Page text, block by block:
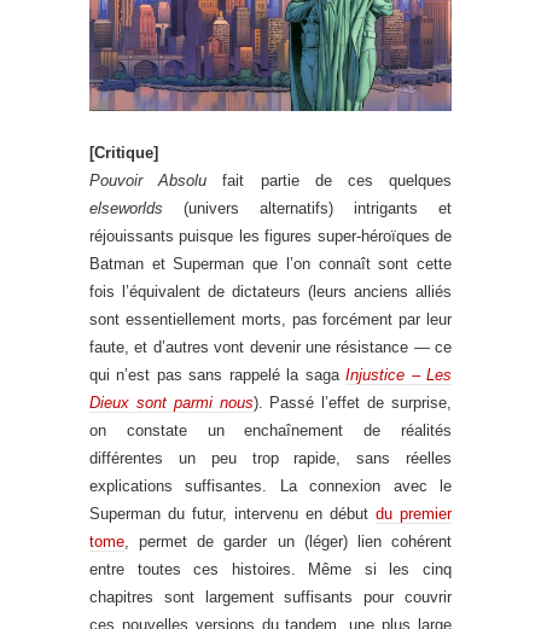
[Critique]
Pouvoir Absolu fait partie de ces quelques
elseworlds (univers alternatifs) intrigants et
réjouissants puisque les figures super-héroïques de
Batman et Superman que l’on connaît sont cette
fois l’équivalent de dictateurs (leurs anciens alliés
sont essentiellement morts, pas forcément par leur
faute, et d’autres vont devenir une résistance — ce
qui n’est pas sans rappelé la sagaInjustice – Les
Dieux sont parmi nous). Passé l’effet de surprise,
on constate un enchaînement de réalités
différentes un peu trop rapide, sans réelles
explications suffisantes. La connexion avec le
Superman du futur, intervenu en début du premier
tome, permet de garder un (léger) lien cohérent
entre toutes ces histoires. Même si les cinq
chapitres sont largement suffisants pour couvrir
ces nouvelles versions du tandem, une plus large